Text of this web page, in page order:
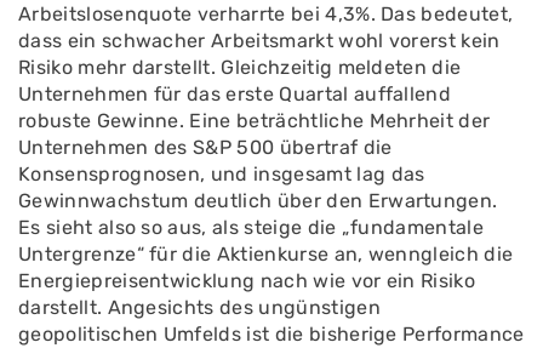
Arbeitslosenquote verharrte bei 4,3%. Das bedeutet,
dass ein schwacher Arbeitsmarkt wohl vorerst kein
Risiko mehr darstellt. Gleichzeitig meldeten die
Unternehmen für das erste Quartal auffallend
robuste Gewinne. Eine beträchtliche Mehrheit der
Unternehmen des S&P 500 übertraf die
Konsensprognosen, und insgesamt lag das
Gewinnwachstum deutlich über den Erwartungen.
Es sieht also so aus, als steige die „fundamentale
Untergrenze“ für die Aktienkurse an, wenngleich die
Energiepreisentwicklung nach wie vor ein Risiko
darstellt. Angesichts des ungünstigen
geopolitischen Umfelds ist die bisherige Performance